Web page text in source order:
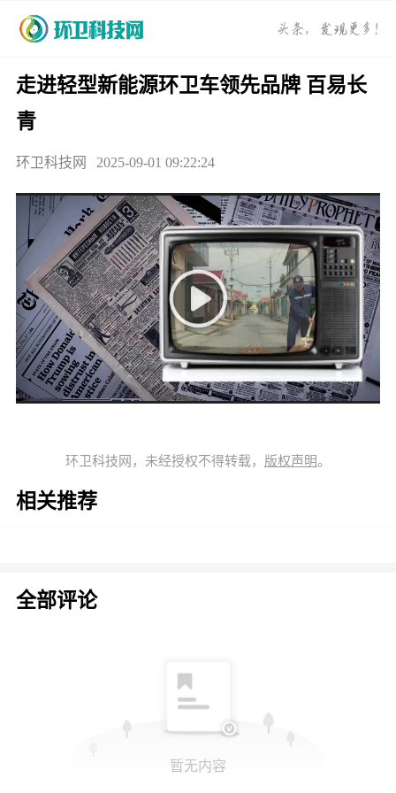
走进轻型新能源环卫车领先品牌 百易长
青
环卫科技网 2025-09-01 09:22:24
环卫科技网，未经授权不得转载， 版权声明。
相关推荐
全部评论
暂无内容